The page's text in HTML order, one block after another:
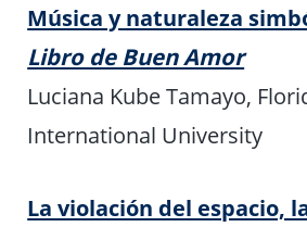
Música y naturaleza
Libro de Buen Amor
Luciana Kube Tamayo,
International University
La violación del espacio,